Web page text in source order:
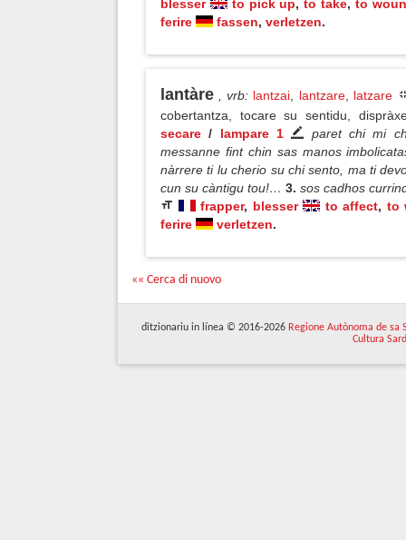
blesser
to pick up, to take, to
ferire
fassen, verletzen.
lantàre , vrb: lantzai lantzare, latzare
cobertantza, tocare su sentidu,
secare / lampare 1
paret chi mi
messanne fint chin sas manos
nàrrere ti lu cherio su chi sento, ma ti
cun su càntigu tou!… 3.sos cadhos
frapper, blesser to affect, to
ferire
verletzen.
«« Cerca di nuovo
ditzionariu in línea © 2016-2026 Regione Autònoma de sa
Cultura